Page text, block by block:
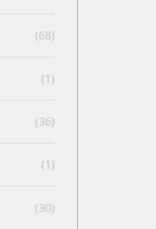
(68)
(1)
(36)
(1)
(30)